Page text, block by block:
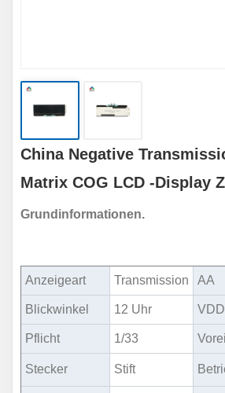
China Negative
Matrix COG LCD -Display
Grundinformationen.
Anzeigeart Transmission AA
Blickwinkel 12 Uhr VDD
Pflicht 1/33
Stecker Stift